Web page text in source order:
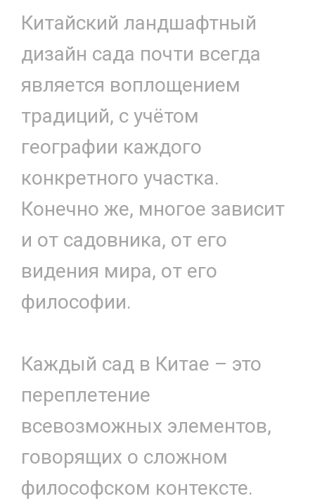
Китайский ландшафтный
дизайн сада почти всегда
является воплощением
традиций, с учётом
географии каждого
конкретного участка.
Конечно же, многое зависит
и от садовника, от его
видения мира, от его
философии.
Каждый сад в Китае – это
переплетение
всевозможных элементов,
говорящих о сложном
философском контексте.